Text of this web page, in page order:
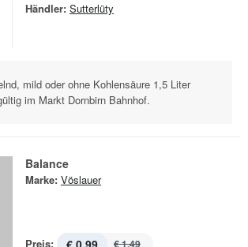
Händler: Sutterlüty
mild oder ohne Kohlensäure 1,5 Liter
im Markt Dornbirn Bahnhof.
Balance
Marke: Vöslauer
Preis: € 0,99 € 1,49